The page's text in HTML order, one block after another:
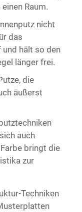
Raum.
nicht
das
hält so den
länger frei.
die
äußerst
auch
bringt die
zur
Techniken